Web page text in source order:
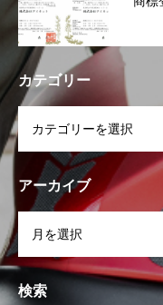
カテゴリー
アーカイブ
検索